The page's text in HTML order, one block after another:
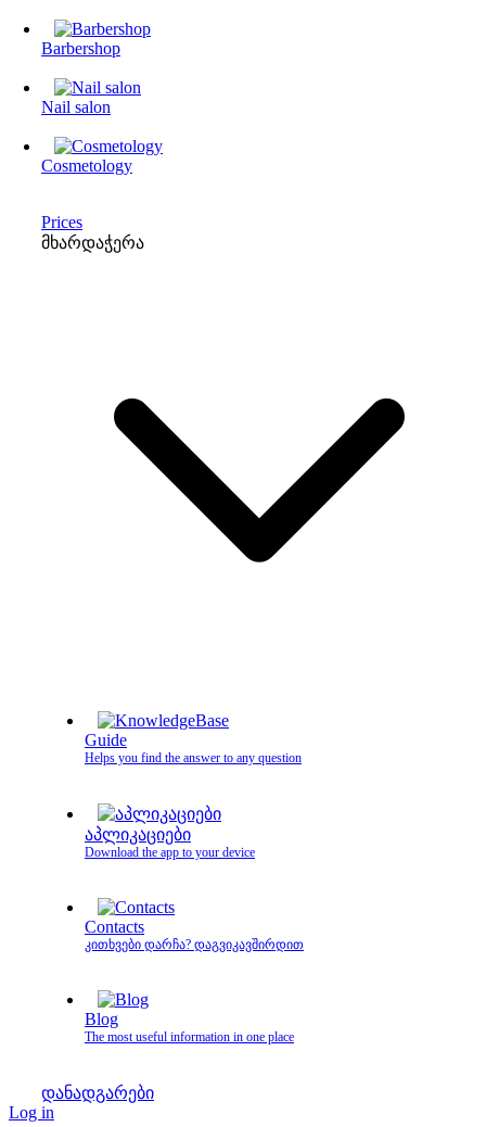
Barbershop
Nail salon
Cosmetology
Prices
მხარდაჭერა
Guide
Helps you find the answer to any question
აპლიკაციები
Download the app to your device
Contacts
კითხვები დარჩა? დაგვიკავშირდით
Blog
The most useful information in one place
დანადგარები
Log in